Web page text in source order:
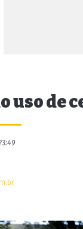
uso de